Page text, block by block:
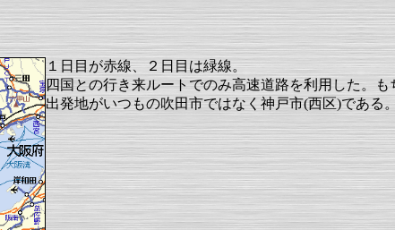
１日目が赤線、２日目は緑線。
四国との行き来ルートでのみ高速道路を利用した。も
出発地がいつもの吹田市ではなく神戸市(西区)である。